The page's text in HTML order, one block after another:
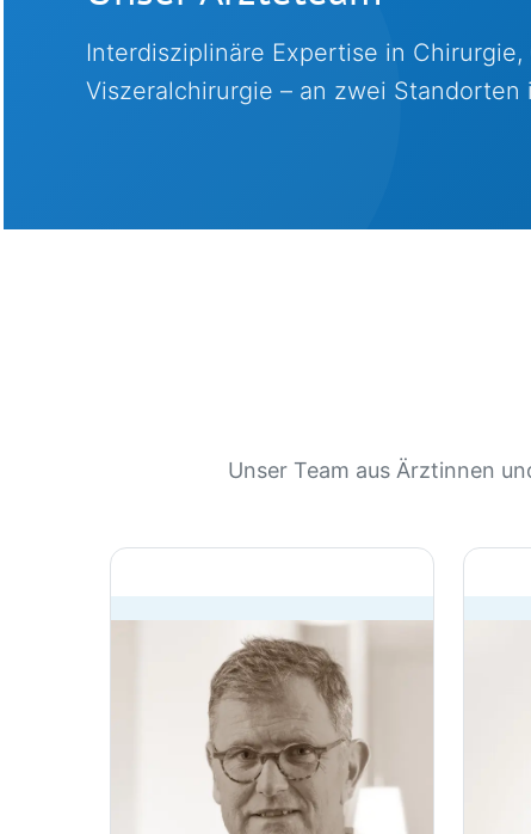
Interdisziplinäre Expertise in
Viszeralchirurgie – an zwei Standorten
Unser Team aus Ärztinnen